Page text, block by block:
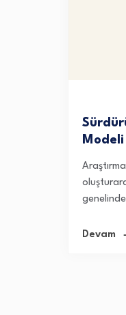
Modeli
Devam